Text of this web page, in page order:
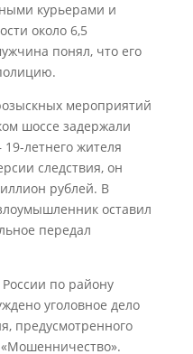
курьерами и
около 6,5
понял, что его
мероприятий
шоссе задержали
летнего жителя
следствия, он
рублей. В
оставил
передал
по району
уголовное дело
предусмотренного